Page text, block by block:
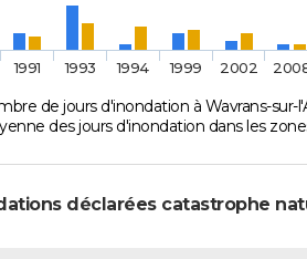
de jours d'inondation à Wavrans-sur-
des jours d'inondation dans les
1991 1993 1994 1999 2002
déclarées catastrophe